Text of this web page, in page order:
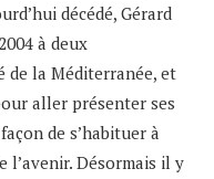
décédé, Gérard
à deux
de la Méditerranée, et
aller présenter ses
de s’habituer à
l’avenir. Désormais il y